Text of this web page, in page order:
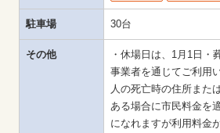
駐車場 30台
その他
・休場日は、1月1日・
事業者を通じてご利用
人の死亡時の住所また
ある場合に市民料金を
になれますが利用料金